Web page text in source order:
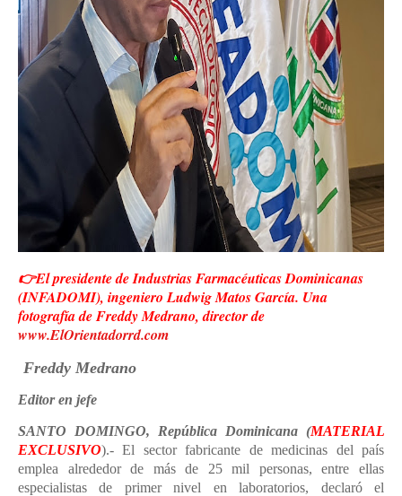
👉El presidente de Industrias Farmacéuticas Dominicanas
(INFADOMI), ingeniero Ludwig Matos García. Una
fotografía de Freddy Medrano, director de
www.ElOrientadorrd.com
Freddy Medrano
Editor en jefe
SANTO DOMINGO, República Dominicana (MATERIAL
EXCLUSIVO).- El sector fabricante de medicinas del país
emplea alrededor de más de 25 mil personas, entre ellas
especialistas de primer nivel en laboratorios, declaró el